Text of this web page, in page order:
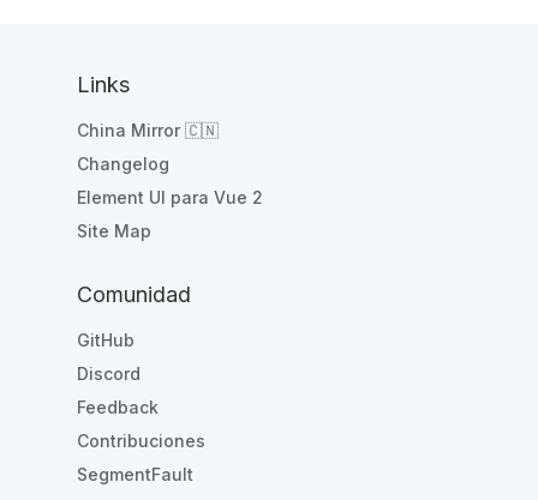
Links
China Mirror 🇨🇳
Changelog
Element UI para Vue 2
Site Map
Comunidad
GitHub
Discord
Feedback
Contribuciones
SegmentFault